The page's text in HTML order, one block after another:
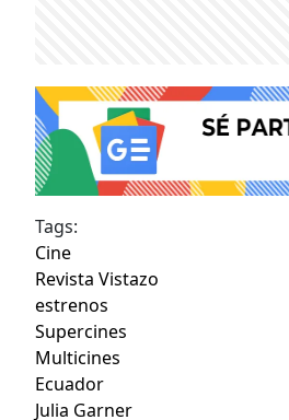
Tags:
Cine
Revista Vistazo
estrenos
Supercines
Multicines
Ecuador
Julia Garner